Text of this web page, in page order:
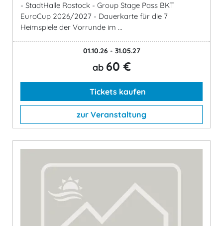
- StadtHalle Rostock - Group Stage Pass BKT
EuroCup 2026/2027 - Dauerkarte für die 7
Heimspiele der Vorrunde im ...
01.10.26 - 31.05.27
ab 60 €
Tickets kaufen
zur Veranstaltung